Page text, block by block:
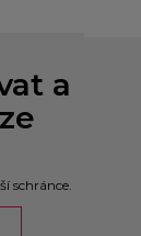
a
schránce.